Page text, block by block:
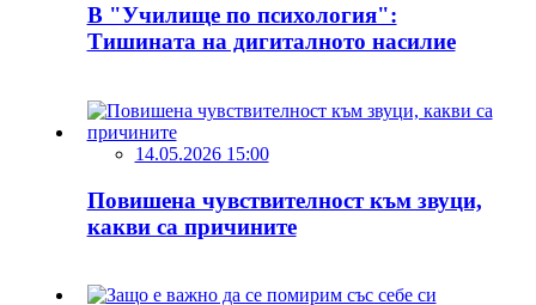
В "Училище по психология":
Тишината на дигиталното насилие
14.05.2026 15:00
Повишена чувствителност към звуци,
какви са причините